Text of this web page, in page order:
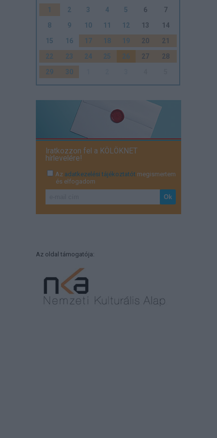
1 2 3 4 5 6
7
8
9 10 11 12 13
14
15
16 17 18 19 20
21
22
23 24 25 26 27
28
29
30
Iratkozzon fel a KÖLÖKNET
hírlevelére!
Az adatkezelési tájékoztatót megismertem
és elfogadom
Az oldal támogatója: